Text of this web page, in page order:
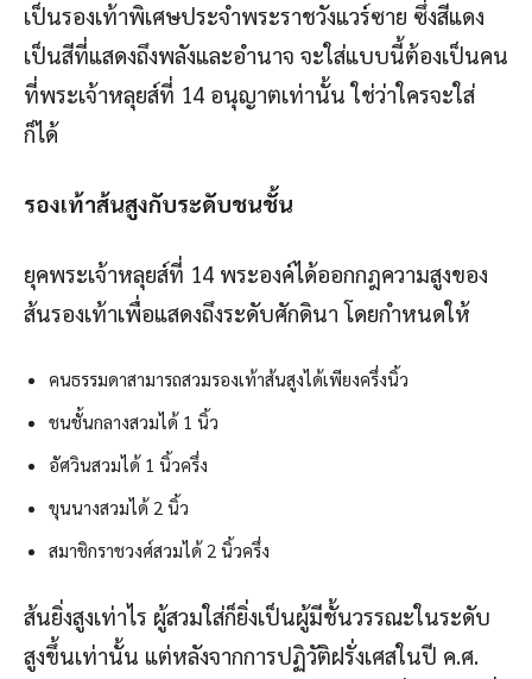
เป็นรองเท้าพิเศษประจำพระราชวังแวร์ซาย ซึ่งสีแดง
เป็นสีที่แสดงถึงพลังและอำนาจ จะใส่แบบนี้ต้องเป็นคน
ที่พระเจ้าหลุยส์ที่ 14 อนุญาตเท่านั้น ใช่ว่าใครจะใส่
ก็ได้
รองเท้าส้นสูงกับระดับชนชั้น
ยุคพระเจ้าหลุยส์ที่ 14 พระองค์ได้ออกกฎความสูงของ
ส้นรองเท้าเพื่อแสดงถึงระดับศักดินา โดยกำหนดให้
คนธรรมดาสามารถสวมรองเท้าส้นสูงได้เพียงครึ่งนิ้ว
ชนชั้นกลางสวมได้ 1 นิ้ว
อัศวินสวมได้ 1 นิ้วครึ่ง
ขุนนางสวมได้ 2 นิ้ว
สมาชิกราชวงศ์สวมได้ 2 นิ้วครึ่ง
ส้นยิ่งสูงเท่าไร ผู้สวมใส่ก็ยิ่งเป็นผู้มีชั้นวรรณะในระดับ
สูงขึ้นเท่านั้น แต่หลังจากการปฏิวัติฝรั่งเศสในปี ค.ศ.